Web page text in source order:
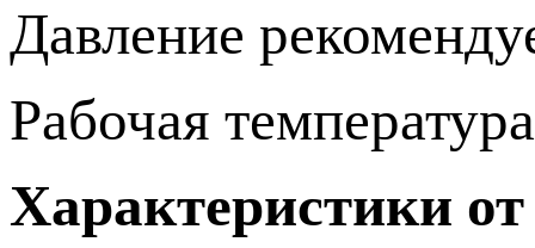
Давление
Рабочая
Характеристики